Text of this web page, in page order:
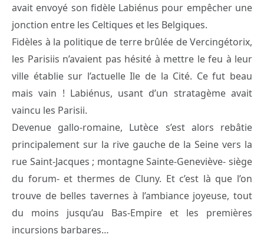
avait envoyé son fidèle Labiénus pour empêcher une
jonction entre les Celtiques et les Belgiques.
Fidèles à la politique de terre brûlée de Vercingétorix,
les Parisiis n’avaient pas hésité à mettre le feu à leur
ville établie sur l’actuelle Ile de la Cité. Ce fut beau
mais vain ! Labiénus, usant d’un stratagème avait
vaincu les Parisii.
Devenue gallo-romaine, Lutèce s’est alors rebâtie
principalement sur la rive gauche de la Seine vers la
rue Saint-Jacques ; montagne Sainte-Geneviève- siège
du forum- et thermes de Cluny. Et c’est là que l’on
trouve de belles tavernes à l’ambiance joyeuse, tout
du moins jusqu’au Bas-Empire et les premières
incursions barbares…